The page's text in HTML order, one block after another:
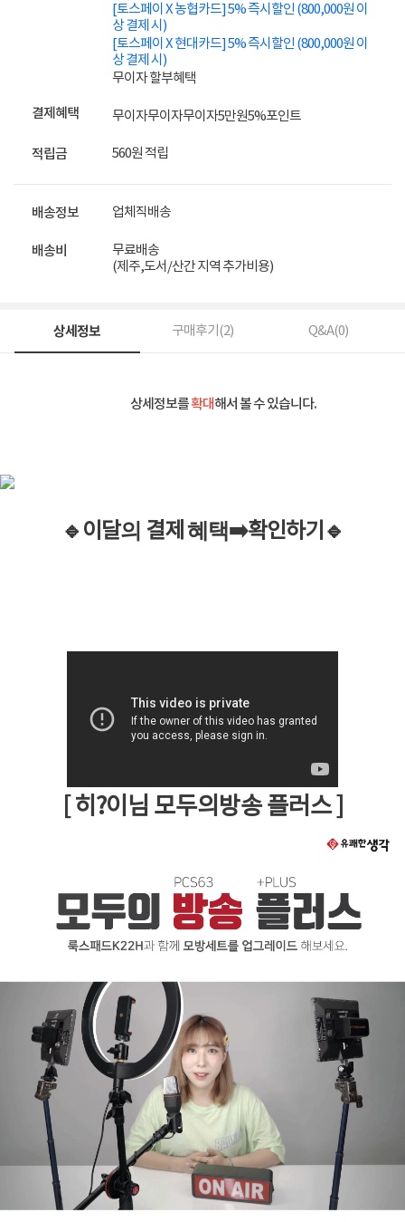
[토스페이 X 농협카드] 5% 즉시할인 (800,000원 이
상 결제 시)
[토스페이 X 현대카드] 5% 즉시할인 (800,000원 이
상 결제 시)
무이자 할부혜택
결제혜택 무이자무이자무이자5만원5%포인트
적립금 560원 적립
배송정보 업체직배송
배송비
무료배송
(제주,도서/산간 지역 추가비용)
상세정보 구매후기(2) Q&A(0)
상세정보를확대해서 볼 수 있습니다.
🔹이 달의 결제 혜택➡️확인하기 🔹
[ 히?이님 모두의방송 플러스 ]